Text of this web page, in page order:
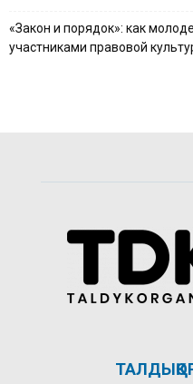
«Закон и порядок»: как
участниками правовой